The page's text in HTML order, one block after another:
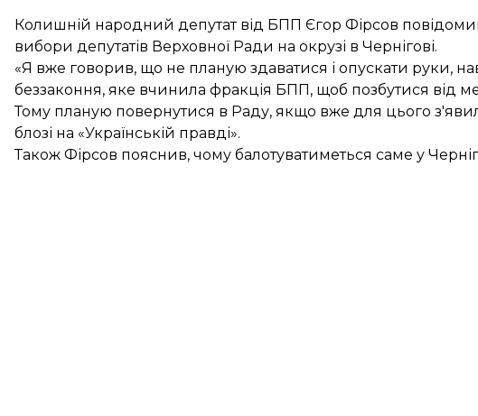
Колишній народний депутат від БПП Єгор Фірсов
вибори депутатів Верховної Ради на окрузі в Чернігові.
«Я вже говорив, що не планую здаватися і опускати руки,
беззаконня, яке вчинила фракція БПП, щоб позбутися від
Тому планую повернутися в Раду, якщо вже для цього
блозі на «Українській правді».
Також Фірсов пояснив, чому балотуватиметься саме у